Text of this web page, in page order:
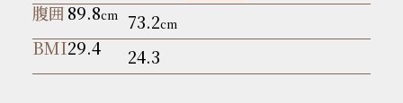
腹囲89.8cm 73.2cm
BMI29.4 24.3